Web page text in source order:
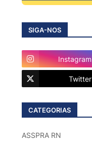
SIGA-NOS
Instagram
Twitter
CATEGORIAS
ASSPRA RN